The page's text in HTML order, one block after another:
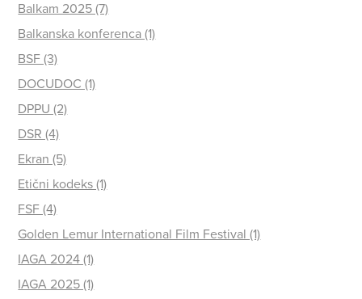
Balkam 2025 (7)
Balkanska konferenca (1)
BSF (3)
DOCUDOC (1)
DPPU (2)
DSR (4)
Ekran (5)
Etični kodeks (1)
FSF (4)
Golden Lemur International Film Festival (1)
IAGA 2024 (1)
IAGA 2025 (1)